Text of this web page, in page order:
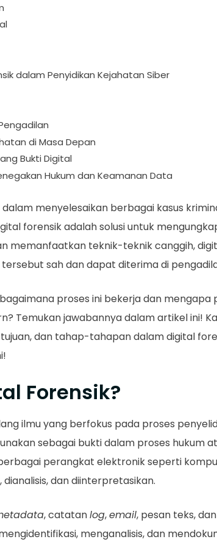
dalam Penyidikan Kejahatan Siber
di Masa Depan
Bukti Digital
Hukum dan Keamanan Data
menyelesaikan berbagai kasus
forensik adalah solusi untuk
memanfaatkan teknik-teknik canggih,
sah dan dapat diterima di
proses ini bekerja dan mengapa
Temukan jawabannya dalam artikel ini!
dan tahap-tahapan dalam digital
Forensik?
ilmu yang berfokus pada proses
sebagai bukti dalam proses hukum
perangkat elektronik seperti
dan diinterpretasikan.
, catatanlog,email, pesan teks,
menganalisis, dan